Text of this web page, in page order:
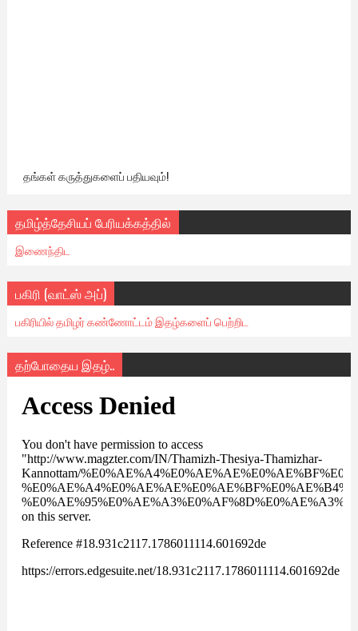
தங்கள் கருத்துகளைப் பதியவும்!
தமிழ்த்தேசியப் பேரியக்கத்தில்
இணைந்திட
பகிரி (வாட்ஸ் அப்)
பகிரியில் தமிழர் கண்ணோட்டம் இதழ்களைப் பெற்றிட
தற்போதைய இதழ்..